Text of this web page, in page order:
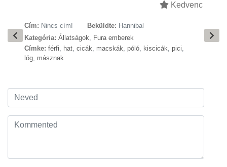
Kedvenc
Cím: Nincs cím! Beküldte: Hannibal
Kategória: Állatságok, Fura emberek
Címke: férfi, hat, cicák, macskák, póló, kiscicák, pici,
lóg, másznak